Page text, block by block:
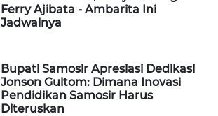
Ferry Ajibata - Ambarita Ini
Jadwalnya
Bupati Samosir Apresiasi Dedikasi
Jonson Gultom: Dimana Inovasi
Pendidikan Samosir Harus
Diteruskan